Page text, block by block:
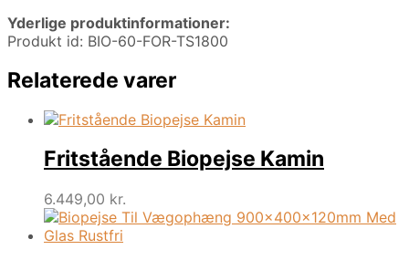
Yderlige produktinformationer:
Produkt id: BIO-60-FOR-TS1800
Relaterede varer
Fritstående Biopejse Kamin
6.449,00 kr.